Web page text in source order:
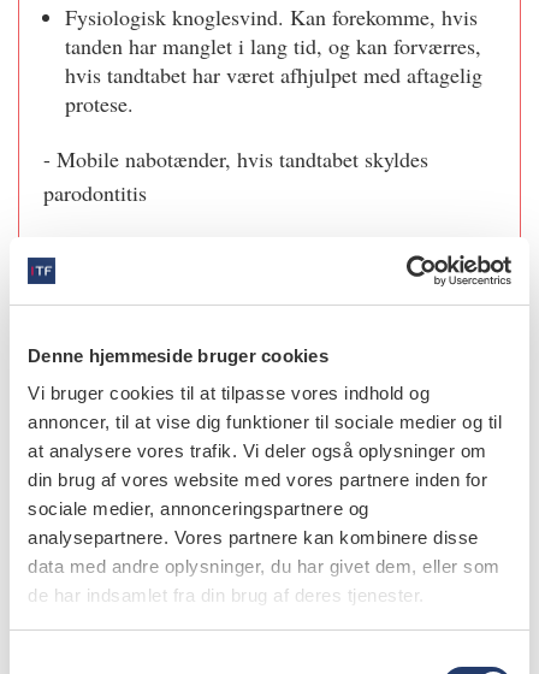
Denne hjemmeside bruger cookies
Vi bruger cookies til at tilpasse vores indhold og
annoncer, til at vise dig funktioner til sociale medier og til
at analysere vores trafik. Vi deler også oplysninger om
din brug af vores website med vores partnere inden for
sociale medier, annonceringspartnere og
analysepartnere. Vores partnere kan kombinere disse
data med andre oplysninger, du har givet dem, eller som
de har indsamlet fra din brug af deres tjenester.
Fysiologisk knoglesvind. Kan forekomme, hvis
tanden har manglet i lang tid, og kan forværres,
hvis tandtabet har været afhjulpet med aftagelig
protese.
- Mobile nabotænder, hvis tandtabet skyldes
parodontitis
- Uhensigtsmæssig okklusion, fx hård okklusion på
fronten, omvendt skæretandsføring
4. Ætsbro (resinretineret bro)
Fordele
Tandsubstansbevarende
Ingen eller minimal præparation
God æstetik
Kort behandlingstid